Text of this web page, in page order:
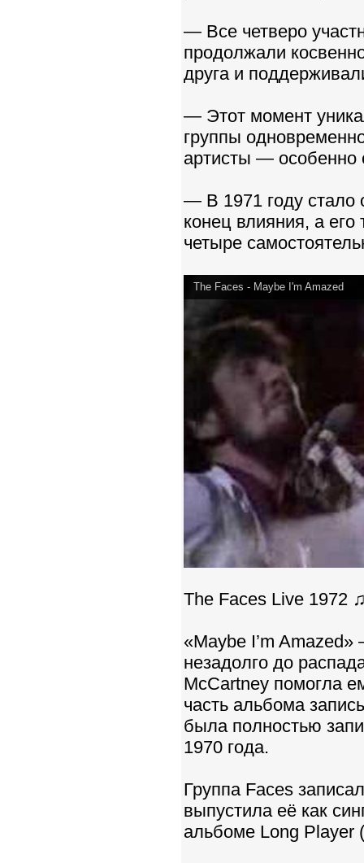
— Все четверо
продолжали
друга и
— Этот момент
группы
артисты — особенно
— В 1971 году стало
конец влияния, а
четыре
The Faces - Maybe I'm Amazed
The Faces Live 1972
«Maybe I’m
незадолго до
McCartney помогла
часть альбома
была полностью
1970 года.
Группа Faces
выпустила её как
альбоме Long Player